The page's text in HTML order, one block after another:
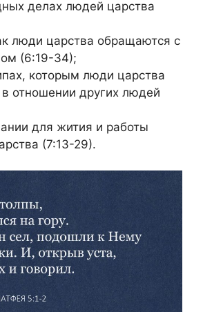
делах людей царства
люди царства обращаются с
(6:19-34);
которым люди царства
отношении других людей
для жития и работы
(7:13-29).